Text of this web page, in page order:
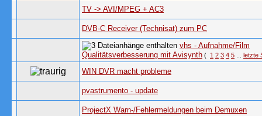
TV -> AVI/MPEG + AC3
DVB-C Receiver (Technisat) zum PC
vhs - Aufnahme/Film
Qualitätsverbesserung mit Avisynth ( 1 2 3 4 5 letzte
WIN DVR macht probleme
pvastrumento - update
ProjectX Warn-/Fehlermeldungen beim Demuxen